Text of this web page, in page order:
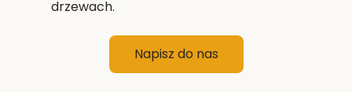
drzewach.
Napisz do nas